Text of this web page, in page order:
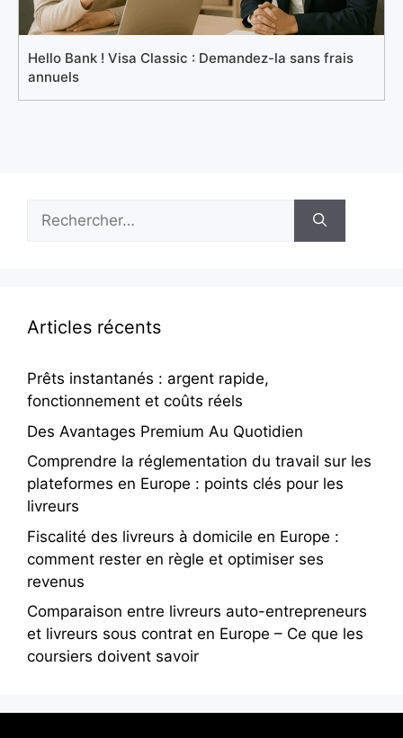
Hello Bank ! Visa Classic : Demandez-la sans frais
annuels
Rechercher :
Articles récents
Prêts instantanés : argent rapide,
fonctionnement et coûts réels
Des Avantages Premium Au Quotidien
Comprendre la réglementation du travail sur les
plateformes en Europe : points clés pour les
livreurs
Fiscalité des livreurs à domicile en Europe :
comment rester en règle et optimiser ses
revenus
Comparaison entre livreurs auto-entrepreneurs
et livreurs sous contrat en Europe – Ce que les
coursiers doivent savoir